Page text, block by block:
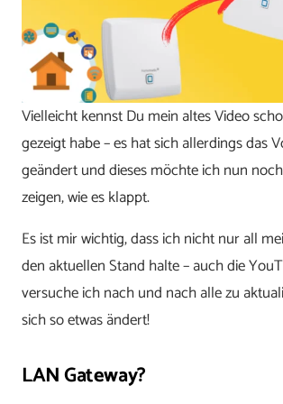
Vielleicht kennst Du mein altes Video
gezeigt habe – es hat sich allerdings das
geändert und dieses möchte ich nun
zeigen, wie es klappt.
Es ist mir wichtig, dass ich nicht nur all
den aktuellen Stand halte – auch die
versuche ich nach und nach alle zu
sich so etwas ändert!
LAN Gateway?